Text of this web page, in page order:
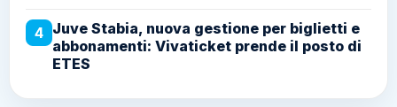
4 Juve Stabia, nuova gestione per biglietti e
abbonamenti: Vivaticket prende il posto di
ETES